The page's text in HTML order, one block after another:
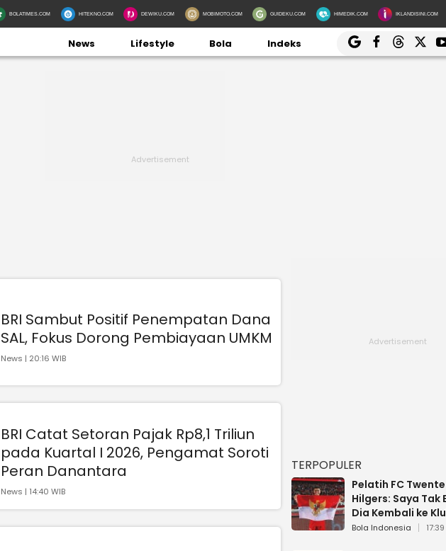
BOLATIMES.COM HITEKNO.COM DEWIKU.COM MOBIMOTO.COM GUIDEKU.COM HIMEDIK.COM IKLANDISINI.COM
News Lifestyle Bola Indeks
BRI Sambut Positif Penempatan Dana
SAL, Fokus Dorong Pembiayaan UMKM
News | 20:16 WIB
BRI Catat Setoran Pajak Rp8,1 Triliun
pada Kuartal I 2026, Pengamat Soroti
Peran Danantara
News | 14:40 WIB
TERPOPULER
Pelatih FC
Hilgers: Saya Tak
Dia Kembali ke
Bola Indonesia